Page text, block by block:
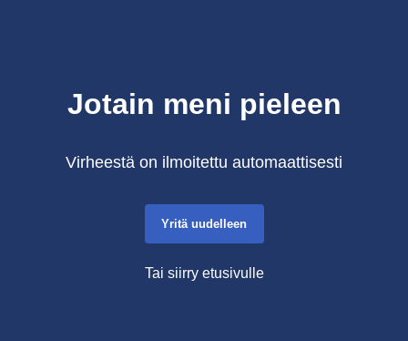
Jotain meni pieleen
Virheestä on ilmoitettu automaattisesti
Yritä uudelleen
Tai siirry etusivulle